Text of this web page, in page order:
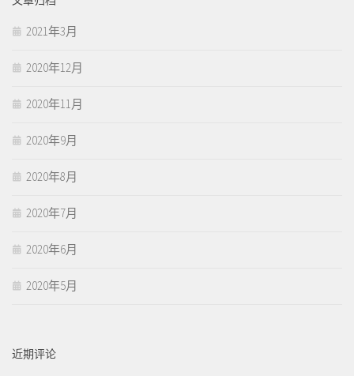
2021年3月
2020年12月
2020年11月
2020年9月
2020年8月
2020年7月
2020年6月
2020年5月
近期评论